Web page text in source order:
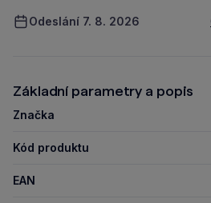
Odeslání 7. 8. 2026
Základní parametry a popis
Značka
Kód produktu
EAN